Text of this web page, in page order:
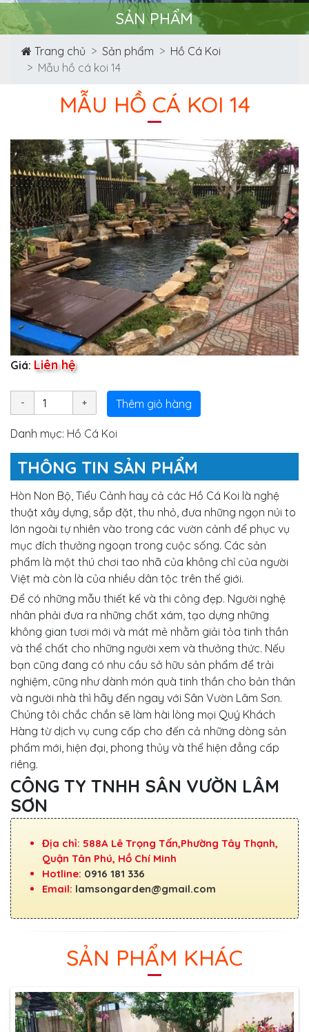
SẢN PHẨM
Trang chủ Sản phẩm
Hồ Cá Koi
Mẫu hồ cá koi 14
MẪU HỒ CÁ KOI 14
Giá: Liên hệ
Thêm giỏ hàng
Danh mục: Hồ Cá Koi
THÔNG TIN SẢN PHẨM
Hòn Non Bộ, Tiểu Cảnh hay cả các Hồ Cá Koi là nghệ
thuật xây dựng, sắp đặt, thu nhỏ, đưa những ngọn núi to
lớn ngoài tự nhiên vào trong các vườn cảnh để phục vụ
mục đích thưởng ngoạn trong cuộc sống. Các sản
phẩm là một thú chơi tao nhã của không chỉ của người
Việt mà còn là của nhiều dân tộc trên thế giới.
Để có những mẫu thiết kế và thi công đẹp. Người nghệ
nhân phải đưa ra những chất xám, tạo dựng những
không gian tươi mới và mát mẻ nhằm giải tỏa tinh thần
và thể chất cho những người xem và thưởng thức. Nếu
bạn cũng đang có nhu cầu sở hữu sản phẩm để trải
nghiệm, cũng như dành món quà tinh thần cho bản thân
và người nhà thì hãy đến ngay với Sân Vườn Lâm Sơn.
Chúng tôi chắc chắn sẽ làm hài lòng mọi Quý Khách
Hàng từ dịch vụ cung cấp cho đến cả những dòng sản
phẩm mới, hiện đại, phong thủy và thể hiện đẳng cấp
riêng.
CÔNG TY TNHH SÂN VƯỜN LÂM
SƠN
Địa chỉ: 588A Lê Trọng Tấn,Phường Tây Thạnh,
Quận Tân Phú, Hồ Chí Minh
Hotline: 0916 181 336
Email: lamsongarden@gmail.com
SẢN PHẨM KHÁC